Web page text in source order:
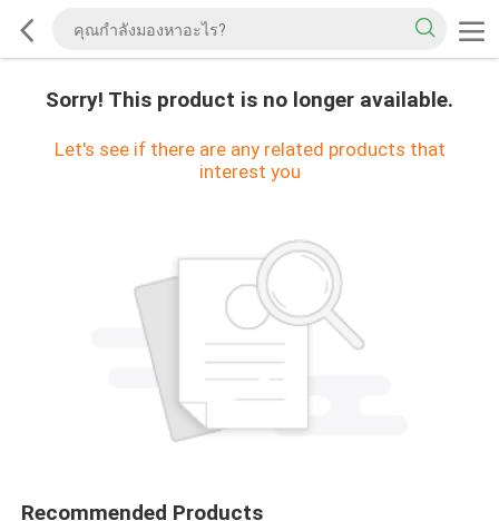
Sorry! This product is no longer available.
Let's see if there are any related products that
interest you
Recommended Products